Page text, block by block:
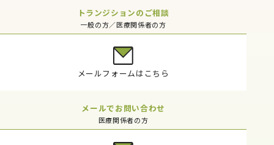
トランジションのご相談
一般の方／医療関係者の方
メールフォームはこちら
メールでお問い合わせ
医療関係者の方